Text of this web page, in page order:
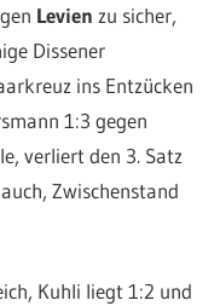
Levien zu sicher,
Dissener
ins Entzücken
1:3 gegen
verliert den 3. Satz
Zwischenstand
Kuhli liegt 1:2 und